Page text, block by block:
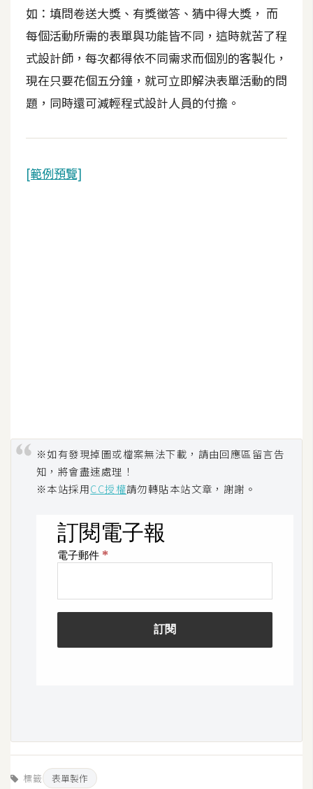
如：填問卷送大獎、有獎徵答、猜中得大獎， 而
每個活動所需的表單與功能皆不同，這時就苦了程
式設計師，每次都得依不同需求而個別的客製化，
現在只要花個五分鐘，就可立即解決表單活動的問
題，同時還可減輕程式設計人員的付擔。
[範例預覽]
※如有發現掉圖或檔案無法下載，請由回應區留言告
知，將會盡速處理！
※本站採用CC授權請勿轉貼本站文章，謝謝。
標籤 表單製作